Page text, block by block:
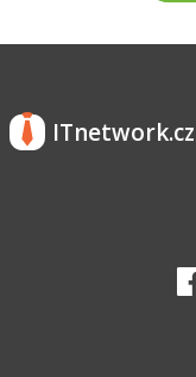
ITnetwork.cz